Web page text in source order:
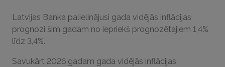
Latvijas Banka palielinājusi gada vidējās inflācijas
prognozi šim gadam no iepriekš prognozētajiem 1,4%
līdz 3,4%.
Savukārt 2026.gadam gada vidējās inflācijas